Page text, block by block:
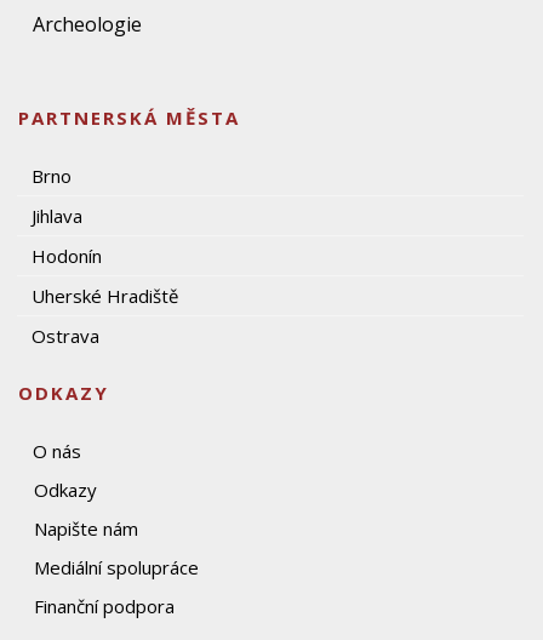
Archeologie
PARTNERSKÁ MĚSTA
Brno
Jihlava
Hodonín
Uherské Hradiště
Ostrava
ODKAZY
O nás
Odkazy
Napište nám
Mediální spolupráce
Finanční podpora